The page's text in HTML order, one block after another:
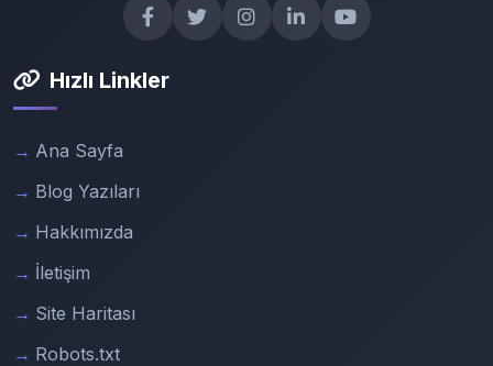
Hızlı Linkler
Ana Sayfa
Blog Yazıları
Hakkımızda
İletişim
Site Haritası
Robots.txt